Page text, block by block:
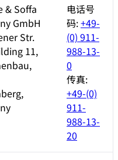
& Soffa
GmbH
Str.
11,
电话号
码:+49-
(0) 911-
988-13-
0
传真:
+49-(0)
911-
988-13-
20